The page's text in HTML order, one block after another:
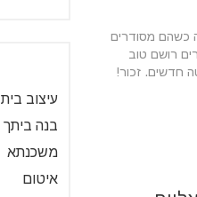
כשהם מסודרים
רושם טוב
חדשים. זכור!
עיצוב בית
בנה ביתך
משכנתא
איטום